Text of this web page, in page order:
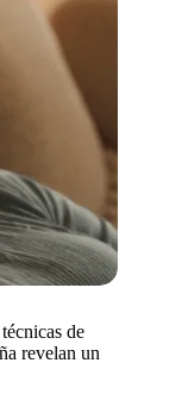
de
revelan un